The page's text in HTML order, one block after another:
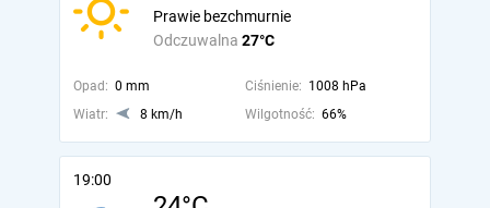
Odczuwalna 27°C
Prawie bezchmurnie
Opad: 0 mm Ciśnienie: 1008 hPa
Wiatr:
8 km/h Wilgotność: 66%
19:00